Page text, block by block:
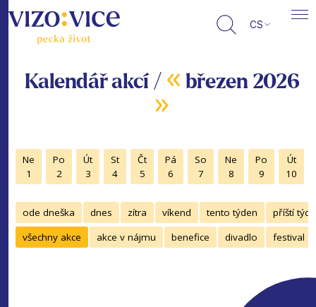
CS
Kalendář akcí / « březen 2026
»
Ne
1
Po
2
Út
3
St
4
Čt
5
Pá
6
So
7
Ne
8
Po
9
Út
10
ode dneška dnes zítra víkend tento týden
příští
všechny akce
akce v nájmu benefice divadlo festival